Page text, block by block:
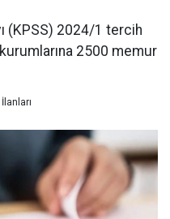
(KPSS) 2024/1 tercih
2500 memur
İlanları